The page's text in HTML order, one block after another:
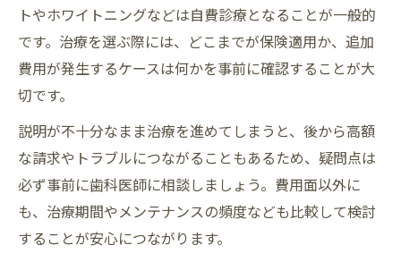
トやホワイトニングなどは自費診療となることが一般的
です。治療を選ぶ際には、どこまでが保険適用か、追加
費用が発生するケースは何かを事前に確認することが大
切です。
説明が不十分なまま治療を進めてしまうと、後から高額
な請求やトラブルにつながることもあるため、疑問点は
必ず事前に歯科医師に相談しましょう。費用面以外に
も、治療期間やメンテナンスの頻度なども比較して検討
することが安心につながります。